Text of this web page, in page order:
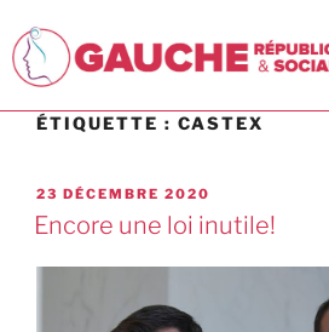
ÉTIQUETTE : CASTEX
23 DÉCEMBRE 2020
Encore une loi inutile!